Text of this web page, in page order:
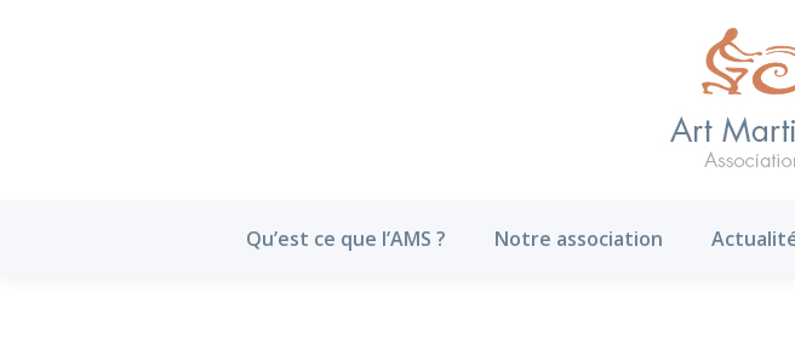
Qu’est ce que l’AMS ? Notre association
Notre association